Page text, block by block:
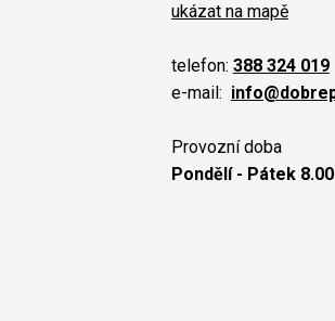
ukázat na mapě
telefon: 388 324 019
e-mail:
Provozní doba
Pondělí - Pátek